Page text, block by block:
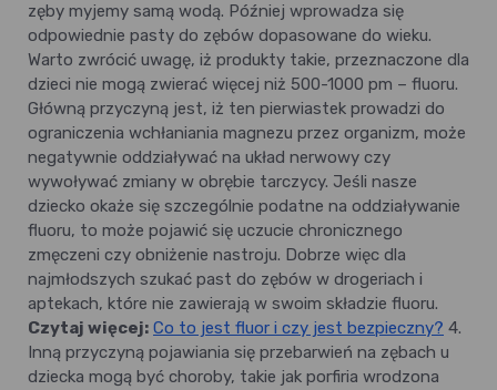
zęby myjemy samą wodą. Później wprowadza się
odpowiednie pasty do zębów dopasowane do wieku.
Warto zwrócić uwagę, iż produkty takie, przeznaczone dla
dzieci nie mogą zwierać więcej niż 500-1000 pm – fluoru.
Główną przyczyną jest, iż ten pierwiastek prowadzi do
ograniczenia wchłaniania magnezu przez organizm, może
negatywnie oddziaływać na układ nerwowy czy
wywoływać zmiany w obrębie tarczycy. Jeśli nasze
dziecko okaże się szczególnie podatne na oddziaływanie
fluoru, to może pojawić się uczucie chronicznego
zmęczeni czy obniżenie nastroju. Dobrze więc dla
najmłodszych szukać past do zębów w drogeriach i
aptekach, które nie zawierają w swoim składzie fluoru.
Czytaj więcej: Co to jest fluor i czy jest bezpieczny? 4.
Inną przyczyną pojawiania się przebarwień na zębach u
dziecka mogą być choroby, takie jak porfiria wrodzona